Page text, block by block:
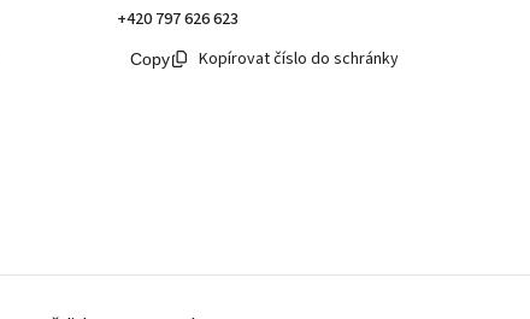
+420 797 626 623
Kopírovat číslo do schránky